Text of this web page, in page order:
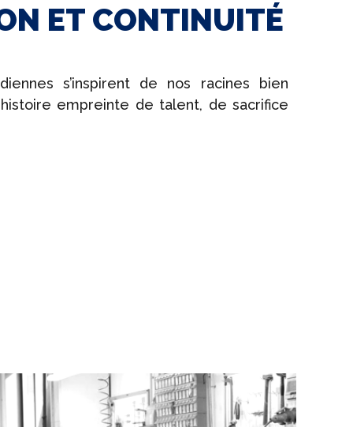
ET CONTINUITÉ
s’inspirent de nos racines bien
empreinte de talent, de sacrifice